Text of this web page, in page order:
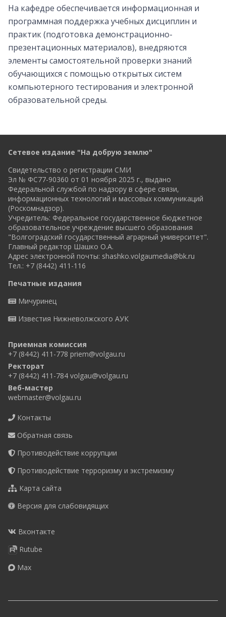
На кафедре обеспечивается информационная и
программная поддержка учебных дисциплин и
практик (подготовка демонстрационно-
презентационных материалов), внедряются
элементы самостоятельной проверки знаний
обучающихся с помощью открытых систем
компьютерного тестирования и электронной
образовательной среды.
Сетевое издание "На добрую землю"
Свидетельство о регистрации СМИ
Эл № ФС77-90360 от 01 ноября 2025 г., выдано
Федеральной службой по надзору в сфере связи,
информационных технологий и массовых коммуникаций
(Роскомнадзор).
Учредитель: Федеральное государственное бюджетное
образовательное учреждение высшего образования
"Волгоградский государственный аграрный университет".
Главный редактор Шашко О.А.
Адрес электронной почты: shashko.volgaumedia@bk.ru
Тел.: +7 (8442) 411-116
Печатные издания
Мичуринец
Известия Нижневолжского АУК
Приемная комиссия
+7 (8442) 411-778 priem@volgau.ru
Ректорат
+7 (8442) 411-784 volgau@volgau.ru
Веб-мастер
webmaster@volgau.ru
Контакты
Обратная связь
Противодействие коррупции
Противодействие терроризму и экстремизму
Карта сайта
Версия для слабовидящих
Вконтакте
Rutube
Max